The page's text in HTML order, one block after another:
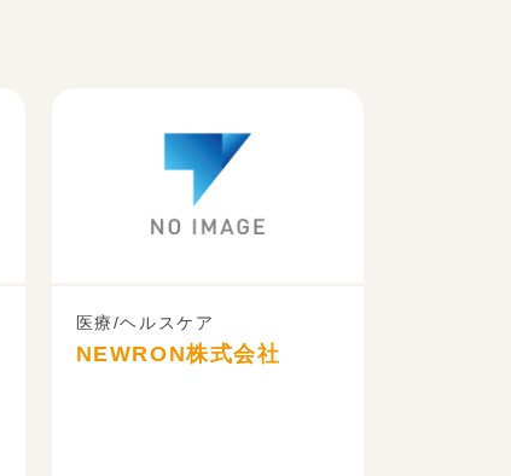
医療/ヘルスケア
NEWRON株式会社